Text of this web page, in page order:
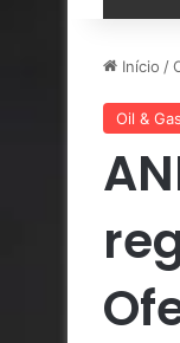
Início /
Oil & Gas